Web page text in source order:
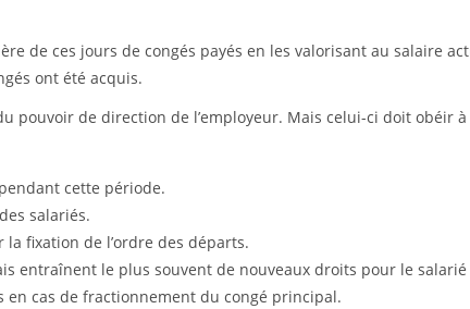
de ces jours de congés payés en les valorisant au salaire
ont été acquis.
pouvoir de direction de l’employeur. Mais celui-ci doit obéir
cette période.
salariés.
fixation de l’ordre des départs.
entraînent le plus souvent de nouveaux droits pour le salarié
en cas de fractionnement du congé principal.